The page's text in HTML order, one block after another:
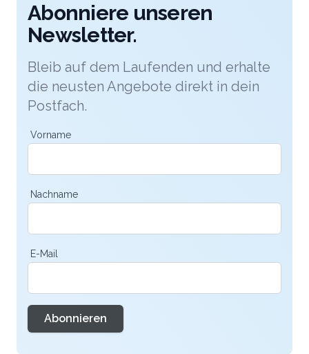
Abonniere unseren
Newsletter.
Bleib auf dem Laufenden und erhalte
die neusten Angebote direkt in dein
Postfach.
Vorname
Nachname
E-Mail
Abonnieren